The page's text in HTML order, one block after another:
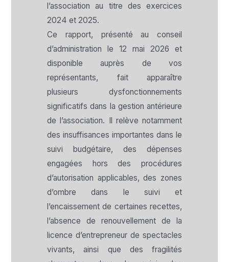
l’association au titre des exercices
2024 et 2025.
Ce rapport, présenté au conseil
d’administration le 12 mai 2026 et
disponible auprès de vos
représentants, fait apparaître
plusieurs dysfonctionnements
significatifs dans la gestion antérieure
de l’association. Il relève notamment
des insuffisances importantes dans le
suivi budgétaire, des dépenses
engagées hors des procédures
d’autorisation applicables, des zones
d’ombre dans le suivi et
l’encaissement de certaines recettes,
l’absence de renouvellement de la
licence d’entrepreneur de spectacles
vivants, ainsi que des fragilités